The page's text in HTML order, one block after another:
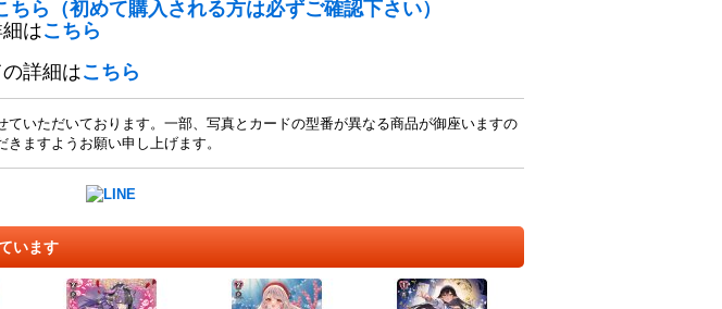
ら（初めて購入される方は必ずご確認下さい）
はこちら
詳細はこちら
いただいております。一部、写真とカードの型番が異なる商品が御座いますの
ますようお願い申し上げます。
います